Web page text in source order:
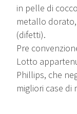
in pelle di
metallo
(difetti).
Pre
Lotto
Phillips, che
migliori case di